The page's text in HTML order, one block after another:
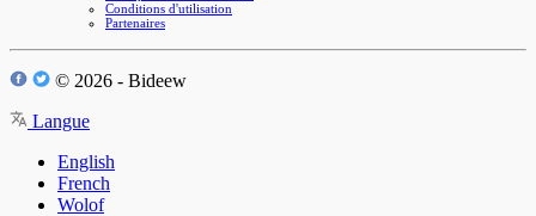
Conditions d'utilisation
Partenaires
© 2026 - Bideew
Langue
English
French
Wolof